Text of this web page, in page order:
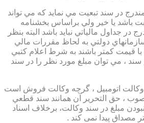
مندرج در سند تبعيت مي نمايد كه مي تواند
باشد يا خير ولي براساس بخشنامه
در جداول مالياتي نبايد باشد البته بنظر
دولتي به لحاظ مقررات مالي
قيمت كمتر باشند به شرط اعلام كتبي
، مي توان مبلغ مورد نظر را در سند
وكالت اتومبيل ، گرچه وكالت فروش است
، حق التحرير آن همانند سند قطعي
مبلغ در سند وكالت، برخلاف اسناد
مصداق پیدا نمی کند .